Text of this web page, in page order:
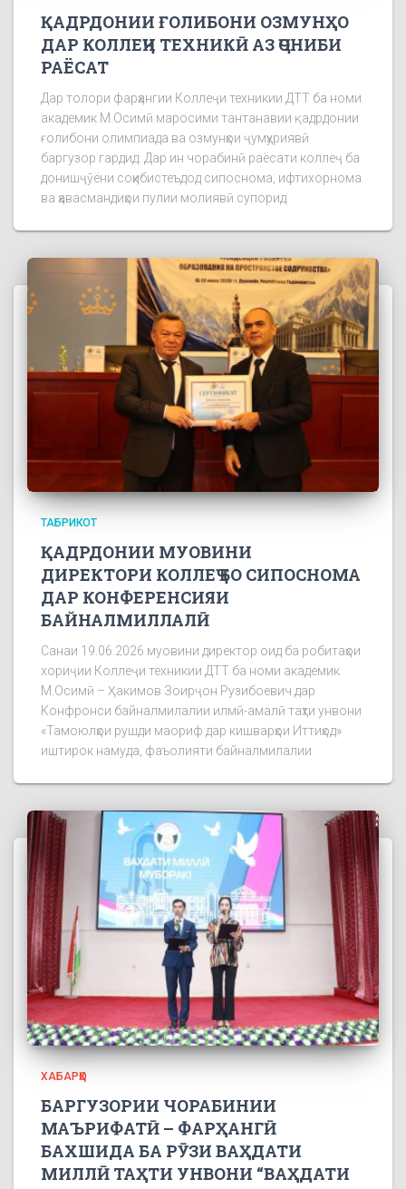
ҚАДРДОНИИ ҒОЛИБОНИ ОЗМУНҲО
ДАР КОЛЛЕҶИ ТЕХНИКӢ АЗ ҶОНИБИ
РАЁСАТ
Дар толори фарҳангии Коллеҷи техникии ДТТ ба номи
академик М.Осимӣ маросими тантанавии қадрдонии
ғолибони олимпиада ва озмунҳои ҷумҳуриявӣ
баргузор гардид. Дар ин чорабинӣ раёсати коллеҷ ба
донишҷӯёни соҳибистеъдод сипоснома, ифтихорнома
ва ҳавасмандиҳои пулии молиявӣ супорид.
ТАБРИКОТ
ҚАДРДОНИИ МУОВИНИ
ДИРЕКТОРИ КОЛЛЕҶ БО СИПОСНОМА
ДАР КОНФЕРЕНСИЯИ
БАЙНАЛМИЛЛАЛӢ
Санаи 19.06.2026 муовини директор оид ба робитаҳои
хориҷии Коллеҷи техникии ДТТ ба номи академик
М.Осимӣ – Ҳакимов Зоирҷон Рузибоевич дар
Конфронси байналмилалии илмӣ-амалӣ таҳти унвони
«Тамоюлҳои рушди маориф дар кишварҳои Иттиҳод»
иштирок намуда, фаъолияти байналмилалии
ХАБАРҲО
БАРГУЗОРИИ ЧОРАБИНИИ
МАЪРИФАТӢ – ФАРҲАНГӢ
БАХШИДА БА РӮЗИ ВАҲДАТИ
МИЛЛӢ ТАҲТИ УНВОНИ “ВАҲДАТИ